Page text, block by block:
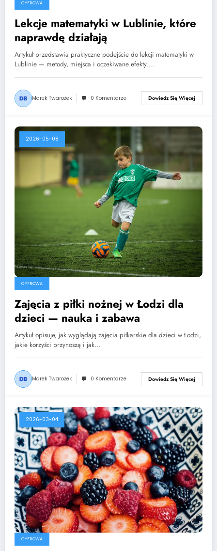
CYFROWA
Lekcje matematyki w Lublinie, które
naprawdę działają
Artykuł przedstawia praktyczne podejście do lekcji matematyki w
Lublinie — metody, miejsca i oczekiwane efekty.…
Marek Twarożek 0 Komentarze Dowiedz Się Więcej
2026-05-08
CYFROWA
Zajęcia z piłki nożnej w Łodzi dla
dzieci — nauka i zabawa
Artykuł opisuje, jak wyglądają zajęcia piłkarskie dla dzieci w Łodzi,
jakie korzyści przynoszą i jak…
Marek Twarożek 0 Komentarze Dowiedz Się Więcej
2026-03-04
CYFROWA